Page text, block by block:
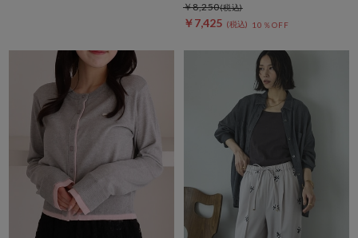
￥7,425 10％OFF
￥8,250